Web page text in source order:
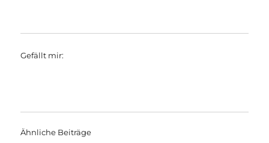
Gefällt mir:
Ähnliche Beiträge